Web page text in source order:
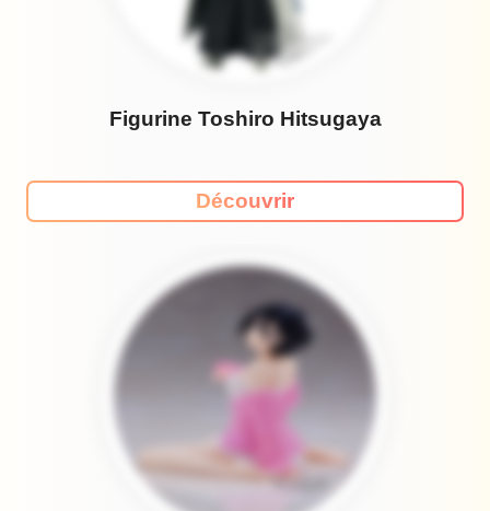
Figurine Toshiro Hitsugaya
Découvrir